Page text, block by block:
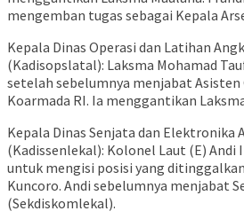
mengemban tugas sebagai Kepala
Kepala Dinas Operasi dan Latihan
(Kadisopslatal): Laksma Mohamad
setelah sebelumnya menjabat Asisten
Koarmada RI. Ia menggantikan
Kepala Dinas Senjata dan Elektronika
(Kadissenlekal): Kolonel Laut (E)
untuk mengisi posisi yang
Kuncoro. Andi sebelumnya menjabat
(Sekdiskomlekal).